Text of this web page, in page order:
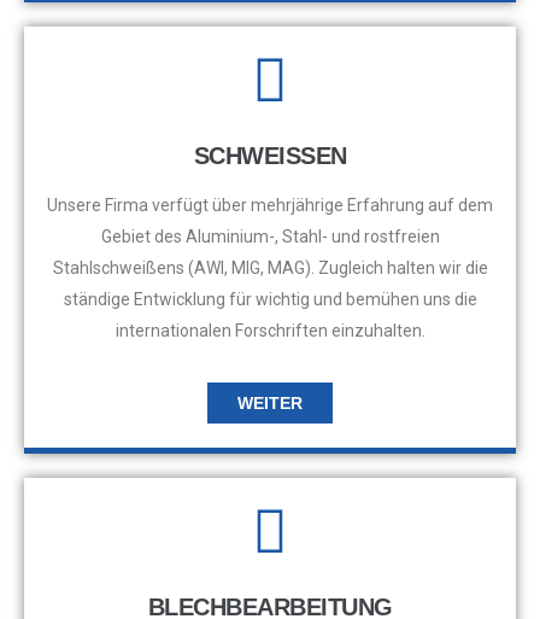
SCHWEISSEN
Unsere Firma verfügt über mehrjährige Erfahrung auf dem
Gebiet des Aluminium-, Stahl- und rostfreien
Stahlschweißens (AWI, MIG, MAG). Zugleich halten wir die
ständige Entwicklung für wichtig und bemühen uns die
internationalen Forschriften einzuhalten.
WEITER
BLECHBEARBEITUNG